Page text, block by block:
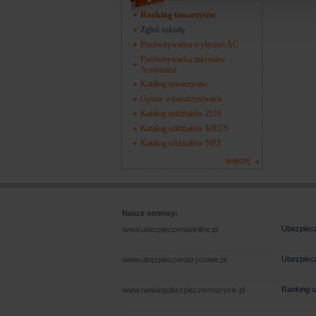
Ranking towarzystw
Zgłoś szkodę
Porównywarka wyłączeń AC
Porównywarka zakresów
Assistance
Katalog towarzystw
Opinie o towarzystwach
Katalog oddziałów ZUS
Katalog oddziałów KRUS
Katalog oddziałów NFZ
więcej
Nasze serwisy:
www.ubezpieczeniaonline.pl
www.ubezpieczeniazyciowe.pl
www.rankingubezpieczennazycie.pl Ranking